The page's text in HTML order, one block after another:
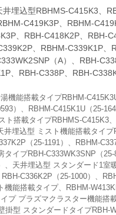
井埋込型RBHMS-C415K3、
C419K3P、RBHM-
、RBH-C418K2P、RBH-
、RBHM-C339K1P、
（A）、RBH-
、RBH-C338P、RBH-
機能搭載タイプRBHM-
）、RBHM-C415K1U（25-
ト搭載タイプRBHMS-C415K3
井埋込型 ミスト機能搭載タイ
（25-1191）、RBHM-
タイプRBH-C333WK3SNP（
、天井埋込型 スタンダード1室
C336K2P（25-1000）、
機能搭載タイプ、RBHM-
プ プラズマクラスター機能搭
掛型 スタンダードタイプRBH-